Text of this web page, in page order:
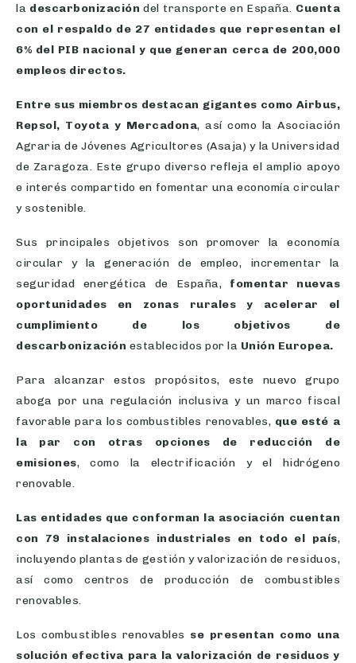
la descarbonización del transporte en España. Cuenta
con el respaldo de 27 entidades que representan el
6% del PIB nacional y que generan cerca de 200,000
empleos directos.
Entre sus miembros destacan gigantes como Airbus,
Repsol, Toyota y Mercadona, así como la Asociación
Agraria de Jóvenes Agricultores (Asaja) y la Universidad
de Zaragoza. Este grupo diverso refleja el amplio apoyo
e interés compartido en fomentar una economía circular
y sostenible.
Sus principales objetivos son promover la economía
circular y la generación de empleo, incrementar la
seguridad energética de España, fomentar nuevas
oportunidades en zonas rurales y acelerar el
cumplimiento de los objetivos de
descarbonización establecidos por la Unión Europea.
Para alcanzar estos propósitos, este nuevo grupo
aboga por una regulación inclusiva y un marco fiscal
favorable para los combustibles renovables, que esté a
la par con otras opciones de reducción de
emisiones, como la electrificación y el hidrógeno
renovable.
Las entidades que conforman la asociación cuentan
con 79 instalaciones industriales en todo el país,
incluyendo plantas de gestión y valorización de residuos,
así como centros de producción de combustibles
renovables.
Los combustibles renovables se presentan como una
solución efectiva para la valorización de residuos y